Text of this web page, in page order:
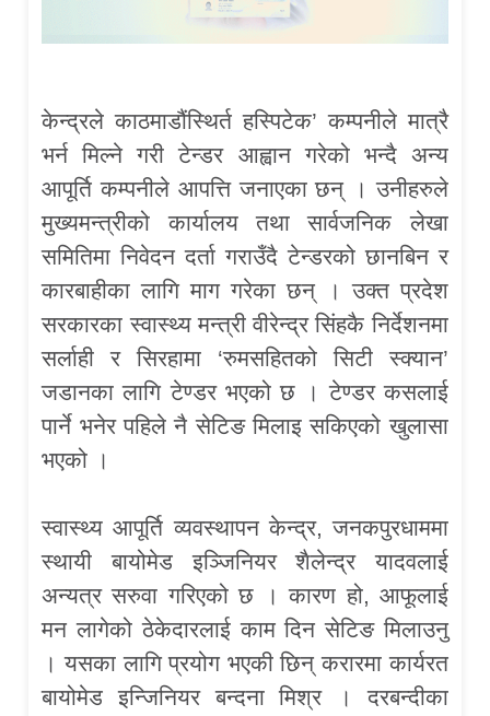
केन्द्रले काठमाडौंस्थिर्त हस्पिटेक’ कम्पनीले मात्रै
भर्न मिल्ने गरी टेन्डर आह्वान गरेको भन्दै अन्य
आपूर्ति कम्पनीले आपत्ति जनाएका छन् । उनीहरुले
मुख्यमन्त्रीको कार्यालय तथा सार्वजनिक लेखा
समितिमा निवेदन दर्ता गराउँदै टेन्डरको छानबिन र
कारबाहीका लागि माग गरेका छन् । उक्त प्रदेश
सरकारका स्वास्थ्य मन्त्री वीरेन्द्र सिंहकै निर्देशनमा
सर्लाही र सिरहामा ‘रुमसहितको सिटी स्क्यान’
जडानका लागि टेण्डर भएको छ । टेण्डर कसलाई
पार्ने भनेर पहिले नै सेटिङ मिलाइ सकिएको खुलासा
भएको ।
स्वास्थ्य आपूर्ति व्यवस्थापन केन्द्र, जनकपुरधाममा
स्थायी बायोमेड इञ्जिनियर शैलेन्द्र यादवलाई
अन्यत्र सरुवा गरिएको छ । कारण हो, आफूलाई
मन लागेको ठेकेदारलाई काम दिन सेटिङ मिलाउनु
। यसका लागि प्रयोग भएकी छिन् करारमा कार्यरत
बायोमेड इन्जिनियर बन्दना मिश्र । दरबन्दीका